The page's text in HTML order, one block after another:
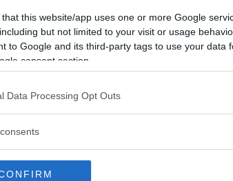
that this website/app uses one or more Google
but not limited to your visit or usage
to Google and its third-party tags to use your data
consent section.
Data Processing Opt Outs
Vill du bli
medlem?